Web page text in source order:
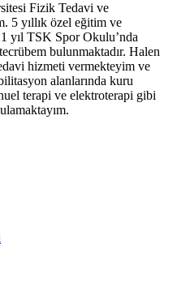
Fizik Tedavi ve
5 yıllık özel eğitim ve
yıl TSK Spor Okulu’nda
bulunmaktadır. Halen
hizmeti vermekteyim ve
alanlarında kuru
terapi ve elektroterapi gibi